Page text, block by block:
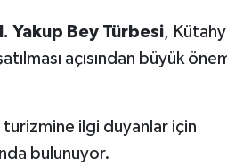
II. Yakup Bey Türbesi,
açısından büyük
ilgi duyanlar için
bulunuyor.